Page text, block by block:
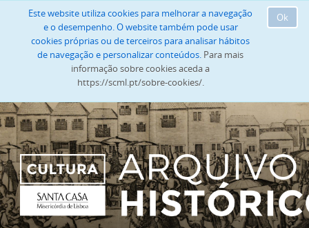
Ok
Este website utiliza cookies para melhorar a navegação
e o desempenho. O website também pode usar
cookies próprias ou de terceiros para analisar hábitos
de navegação e personalizar conteúdos. Para mais
informação sobre cookies aceda a
https://scml.pt/sobre-cookies/.